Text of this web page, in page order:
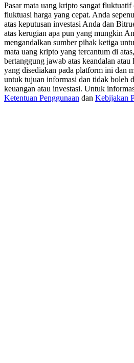
USDT New User Exclusive
USDT Flexible Staking | Daily
New Listing Futures Fest
Trade New Futures, Win
Pasar mata uang kripto sangat fluktuatif
fluktuasi harga yang cepat. Anda
atas keputusan investasi Anda dan
atas kerugian apa pun yang mungkin
mengandalkan sumber pihak ketiga
mata uang kripto yang tercantum di
bertanggung jawab atas keandalan
yang disediakan pada platform ini dan
untuk tujuan informasi dan tidak boleh
keuangan atau investasi. Untuk
Ketentuan Penggunaan dan Kebijakan